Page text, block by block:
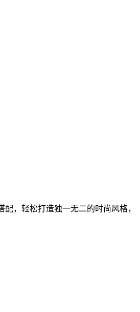
，轻松打造独一无二的时尚风格，